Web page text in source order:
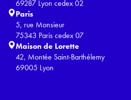
69287 Lyon cedex 02
Paris
5, rue Monsieur
75343 Paris cedex 07
Maison de Lorette
42, Montée Saint-Barthélemy
69005 Lyon